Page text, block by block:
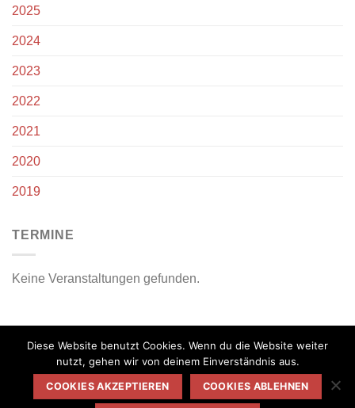
2025
2024
2023
2022
2021
2020
2019
TERMINE
Keine Veranstaltungen gefunden.
Copyright 2026 ©webio lohmann GbR
Diese Website benutzt Cookies. Wenn du die Website weiter
nutzt, gehen wir von deinem Einverständnis aus.
COOKIES AKZEPTIEREN COOKIES ABLEHNEN